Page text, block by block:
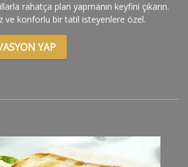
rahatça plan yapmanın keyfini çıkarın.
ve konforlu bir tatil isteyenlere özel.
YAP